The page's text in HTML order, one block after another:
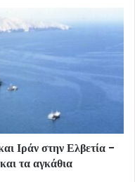
Ιράν στην Ελβετία -
τα αγκάθια